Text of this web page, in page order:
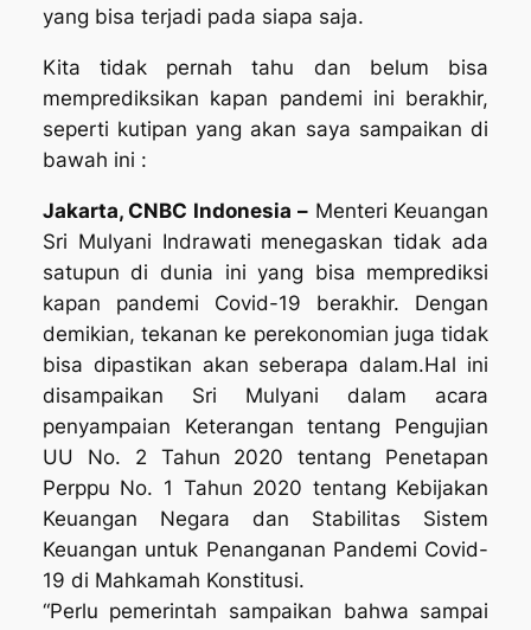
yang bisa terjadi pada siapa saja.
Kita tidak pernah tahu dan belum bisa
memprediksikan kapan pandemi ini berakhir,
seperti kutipan yang akan saya sampaikan di
bawah ini :
Jakarta, CNBC Indonesia –Menteri Keuangan
Sri Mulyani Indrawati menegaskan tidak ada
satupun di dunia ini yang bisa memprediksi
kapan pandemi Covid-19 berakhir. Dengan
demikian, tekanan ke perekonomian juga tidak
bisa dipastikan akan seberapa dalam.Hal ini
disampaikan Sri Mulyani dalam acara
penyampaian Keterangan tentang Pengujian
UU No. 2 Tahun 2020 tentang Penetapan
Perppu No. 1 Tahun 2020 tentang Kebijakan
Keuangan Negara dan Stabilitas Sistem
Keuangan untuk Penanganan Pandemi Covid-
19 di Mahkamah Konstitusi.
“Perlu pemerintah sampaikan bahwa sampai